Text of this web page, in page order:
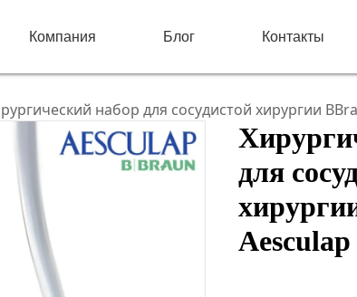
Компания Блог Контакты
набор для сосудистой хирургии
для
Aesculap